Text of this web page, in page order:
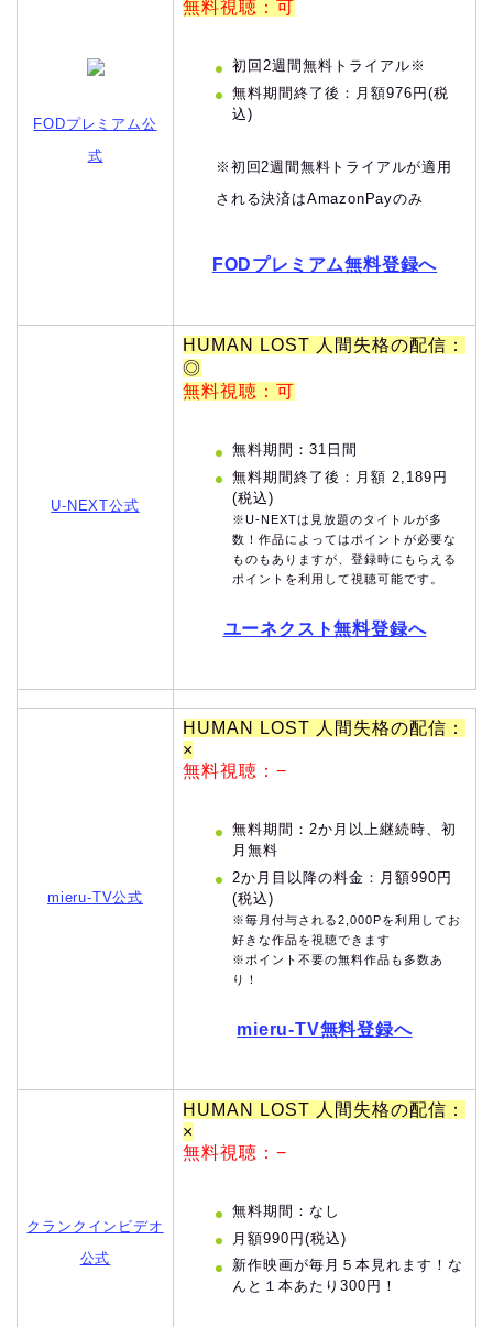
FODプレミアム公
式
無料視聴：可
初回2週間無料トライアル※
無料期間終了後：月額976円(税
込)
※初回2週間無料トライアルが適用
される決済はAmazonPayのみ
FODプレミアム無料登録へ
U-NEXT公式
HUMAN LOST 人間失格の配信：
◎
無料視聴：可
無料期間：31日間
無料期間終了後：月額 2,189円
(税込)
※U-NEXTは見放題のタイトルが多
数！作品によってはポイントが必要な
ものもありますが、登録時にもらえる
ポイントを利用して視聴可能です。
ユーネクスト無料登録へ
mieru-TV公式
HUMAN LOST 人間失格の配信：
×
無料視聴：−
無料期間：2か月以上継続時、初
月無料
2か月目以降の料金：月額990円
(税込)
※毎月付与される2,000Pを利用してお
好きな作品を視聴できます
※ポイント不要の無料作品も多数あ
り！
mieru-TV無料登録へ
クランクインビデオ
公式
HUMAN LOST 人間失格の配信：
×
無料視聴：−
無料期間：なし
月額990円(税込)
新作映画が毎月５本見れます！な
んと１本あたり300円！